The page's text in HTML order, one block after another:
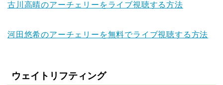
古川高晴のアーチェリーをライブ視聴する方法
河田悠希のアーチェリーを無料でライブ視聴する方法
ウェイトリフティング